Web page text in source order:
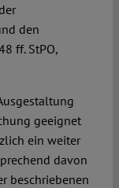
den
ff. StPO,
geeignet
ein weiter
davon
beschriebenen